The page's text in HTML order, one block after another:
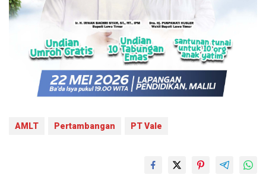
AMLT Pertambangan PT Vale